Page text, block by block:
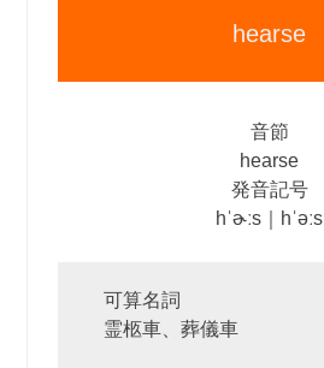
hearse
音節
hearse
発音記号
hˈɚːs｜hˈəːs
可算名詞
霊柩車、葬儀車